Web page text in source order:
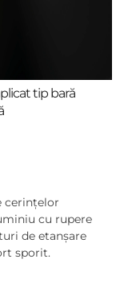
tip bară
cerințelor
cu rupere
de etanșare
sporit.